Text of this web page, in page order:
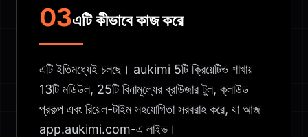
03এটি কীভাবে কাজ করে
এটি ইতিমধ্যেই চলছে। aukimi 5টি ক্রিয়েটিভ শাখায়
13টি মডিউল, 25টি বিনামূল্যের ব্রাউজার টুল, ক্লাউড
প্রকল্প এবং রিয়েল-টাইম সহযোগিতা সরবরাহ করে, যা আজ
app.aukimi.com-এ লাইভ।